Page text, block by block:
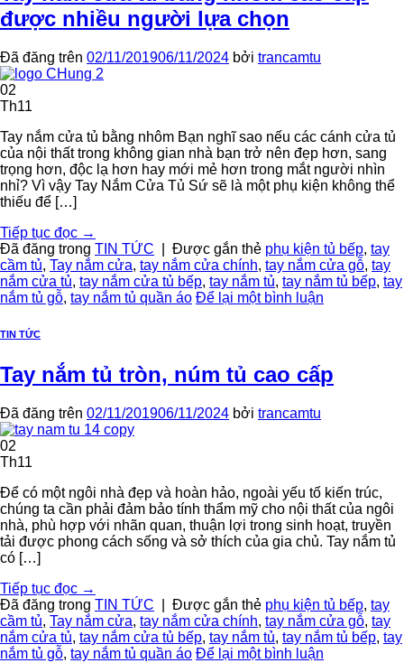
được nhiều người lựa chọn
Đã đăng trên 02/11/201906/11/2024 bởi trancamtu
02
Th11
Tay nắm cửa tủ bằng nhôm Bạn nghĩ sao nếu các cánh cửa tủ
của nội thất trong không gian nhà bạn trở nên đẹp hơn, sang
trọng hơn, độc lạ hơn hay mới mẻ hơn trong mắt người nhìn
nhỉ? Vì vậy Tay Nắm Cửa Tủ Sứ sẽ là một phụ kiện không thể
thiếu để […]
Tiếp tục đọc →
Đã đăng trong TIN TỨC Được gắn thẻ phụ kiện tủ bếp, tay
cầm tủ, Tay nắm cửa, tay nắm cửa chính, tay nắm cửa gỗ, tay
nắm cửa tủ, tay nắm cửa tủ bếp, tay nắm tủ, tay nắm tủ bếp, tay
nắm tủ gỗ, tay nắm tủ quần áo Để lại một bình luận
TIN TỨC
Tay nắm tủ tròn, núm tủ cao cấp
Đã đăng trên 02/11/201906/11/2024 bởi trancamtu
02
Th11
Để có một ngôi nhà đẹp và hoàn hảo, ngoài yếu tố kiến trúc,
chúng ta cần phải đảm bảo tính thẩm mỹ cho nội thất của ngôi
nhà, phù hợp với nhãn quan, thuận lợi trong sinh hoạt, truyền
tải được phong cách sống và sở thích của gia chủ. Tay nắm tủ
có […]
Tiếp tục đọc →
Đã đăng trong TIN TỨC Được gắn thẻ phụ kiện tủ bếp, tay
cầm tủ, Tay nắm cửa, tay nắm cửa chính, tay nắm cửa gỗ, tay
nắm cửa tủ, tay nắm cửa tủ bếp, tay nắm tủ, tay nắm tủ bếp, tay
nắm tủ gỗ, tay nắm tủ quần áo Để lại một bình luận